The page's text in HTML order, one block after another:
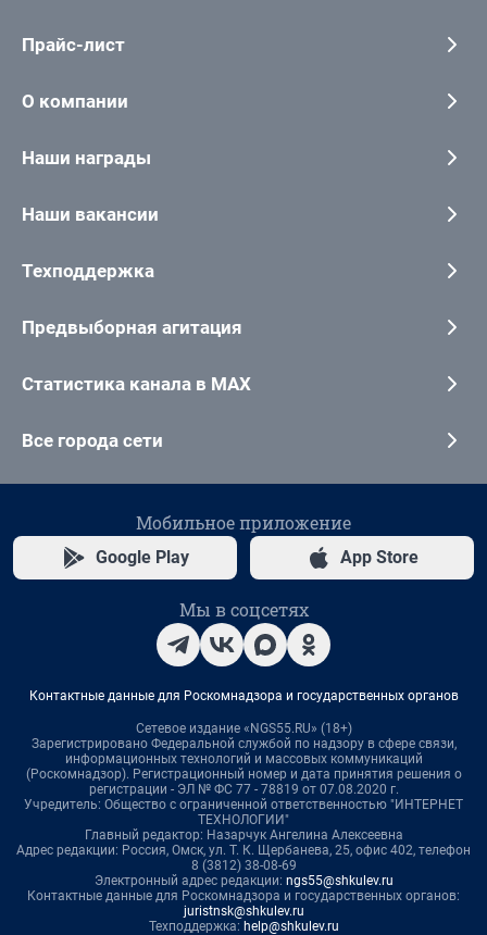
Прайс-лист
О компании
Наши награды
Наши вакансии
Техподдержка
Предвыборная агитация
Статистика канала в MAX
Все города сети
Мобильное приложение
Google Play App Store
Мы в соцсетях
Контактные данные для Роскомнадзора и государственных органов
Сетевое издание «NGS55.RU» (18+)
Зарегистрировано Федеральной службой по надзору в сфере связи,
информационных технологий и массовых коммуникаций
(Роскомнадзор). Регистрационный номер и дата принятия решения о
регистрации - ЭЛ № ФС 77 - 78819 от 07.08.2020 г.
Учредитель: Общество с ограниченной ответственностью "ИНТЕРНЕТ
ТЕХНОЛОГИИ"
Главный редактор: Назарчук Ангелина Алексеевна
Адрес редакции: Россия, Омск, ул. Т. К. Щербанева, 25, офис 402, телефон
8 (3812) 38-08-69
Электронный адрес редакции: ngs55@shkulev.ru
Контактные данные для Роскомнадзора и государственных органов:
juristnsk@shkulev.ru
Техподдержка: help@shkulev.ru